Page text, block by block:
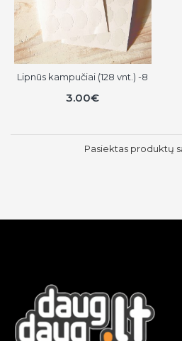
Lipnūs kampučiai (128 vnt.) -8
3.00€
Pasiektas produktų